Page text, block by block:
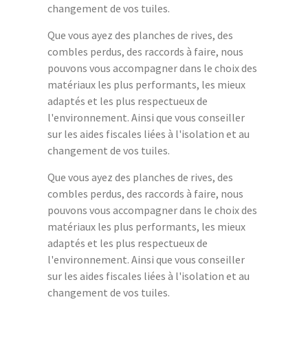
changement de vos tuiles.
Que vous ayez des planches de rives, des
combles perdus, des raccords à faire, nous
pouvons vous accompagner dans le choix des
matériaux les plus performants, les mieux
adaptés et les plus respectueux de
l'environnement. Ainsi que vous conseiller
sur les aides fiscales liées à l'isolation et au
changement de vos tuiles.
Que vous ayez des planches de rives, des
combles perdus, des raccords à faire, nous
pouvons vous accompagner dans le choix des
matériaux les plus performants, les mieux
adaptés et les plus respectueux de
l'environnement. Ainsi que vous conseiller
sur les aides fiscales liées à l'isolation et au
changement de vos tuiles.